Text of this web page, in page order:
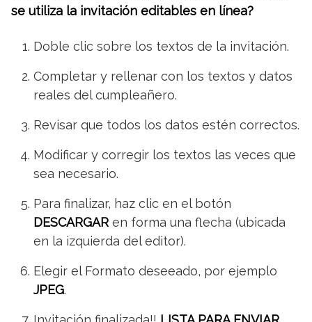
se utiliza la invitación editables en línea?
Doble clic sobre los textos de la invitación.
Completar y rellenar con los textos y datos
reales del cumpleañero.
Revisar que todos los datos estén correctos.
Modificar y corregir los textos las veces que
sea necesario.
Para finalizar, haz clic en el botón
DESCARGAR en forma una flecha (ubicada
en la izquierda del editor).
Elegir el Formato deseeado, por ejemplo
JPEG.